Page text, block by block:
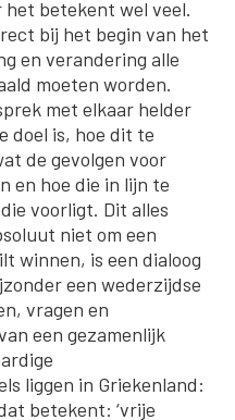
het betekent wel veel.
bij het begin van het
en verandering alle
moeten worden.
met elkaar helder
doel is, hoe dit te
de gevolgen voor
en hoe die in lijn te
voorligt. Dit alles
niet om een
winnen, is een dialoog
een wederzijdse
vragen en
een gezamenlijk
liggen in Griekenland:
betekent: ‘vrije